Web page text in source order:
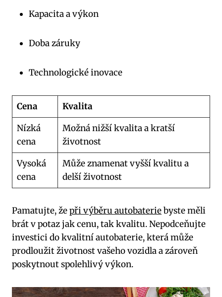
Kapacita ‌a výkon
Doba​ záruky
Technologické inovace
Cena
Kvalita
Nízká
cena
Možná nižší⁢ kvalita a kratší
životnost
Vysoká
⁤cena
Může znamenat vyšší kvalitu a​
delší životnost
Pamatujte, žepři výběru autobateriebyste ⁢měli
brát v potaz jak cenu, tak ‌kvalitu. Nepodceňujte
investici do kvalitní autobaterie, která⁢ může
prodloužit životnost ​vašeho vozidla a​ zároveň
poskytnout spolehlivý výkon.